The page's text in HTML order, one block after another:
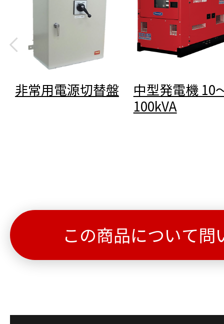
非常用電源切替盤
中型発電機 10
100kVA
この商品について問